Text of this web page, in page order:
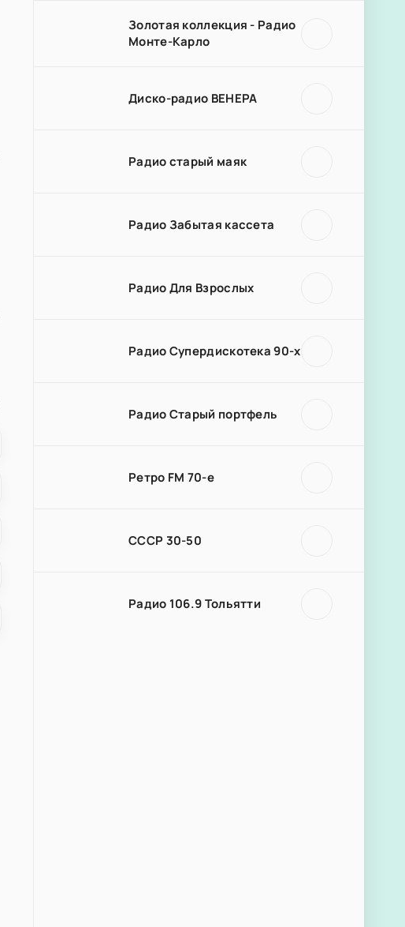
Золотая коллекция - Радио
Монте-Карло
Диско-радио ВЕНЕРА
Радио старый маяк
Радио Забытая кассета
Радио Для Взрослых
Радио Супердискотека 90-х
Радио Старый портфель
Ретро FM 70-е
СССР 30-50
Радио 106.9 Тольятти